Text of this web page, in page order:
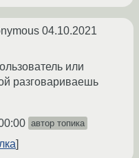
04.10.2021
или
разговариваешь
автор топика